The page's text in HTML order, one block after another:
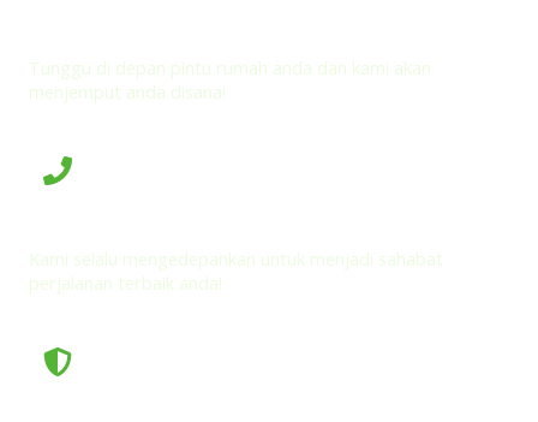
Tunggu di depan pintu rumah anda dan kami akan
menjemput anda disana!
Kami selalu mengedepankan untuk menjadi sahabat
perjalanan terbaik anda!